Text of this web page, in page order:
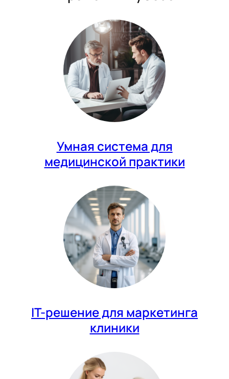
Умная система для
медицинской практики
IT-решение для маркетинга
клиники